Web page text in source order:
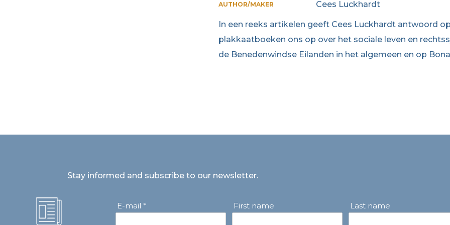
AUTHOR/MAKER Cees Luckhardt
In een reeks artikelen geeft Cees Luckhardt antwoord
plakkaatboeken ons op over het sociale leven en
de Benedenwindse Eilanden in het algemeen en op
Stay informed and subscribe to our newsletter.
E-mail * First name Last name